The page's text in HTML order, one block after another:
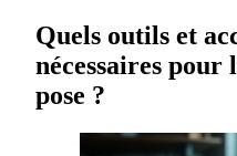
Quels outils et
nécessaires pour
pose ?